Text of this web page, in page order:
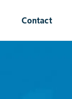
Contact